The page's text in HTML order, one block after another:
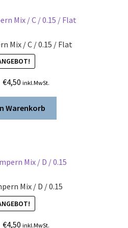
Mix / C / 0.15 / Flat
Ursprünglicher
€4,50 Aktueller
Preis
ist:
€4,50.
inkl.MwSt.
Warenkorb
Mix / D / 0.15
Ursprünglicher
€4,50 Aktueller
inkl.MwSt.